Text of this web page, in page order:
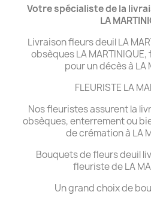
Votre spécialiste de la
LA
Livraison fleurs deuil LA
obsèques LA
pour un décès à LA
FLEURISTE LA
Nos fleuristes assurent la
obsèques, enterrement ou
de crémation à LA
Bouquets de fleurs deuil
fleuriste de LA
Un grand choix de